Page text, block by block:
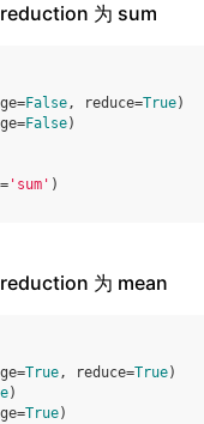
为 sum
=False, reduce=True)
=False)
= 'sum' )
为 mean
=True, reduce=True)
)
=True)